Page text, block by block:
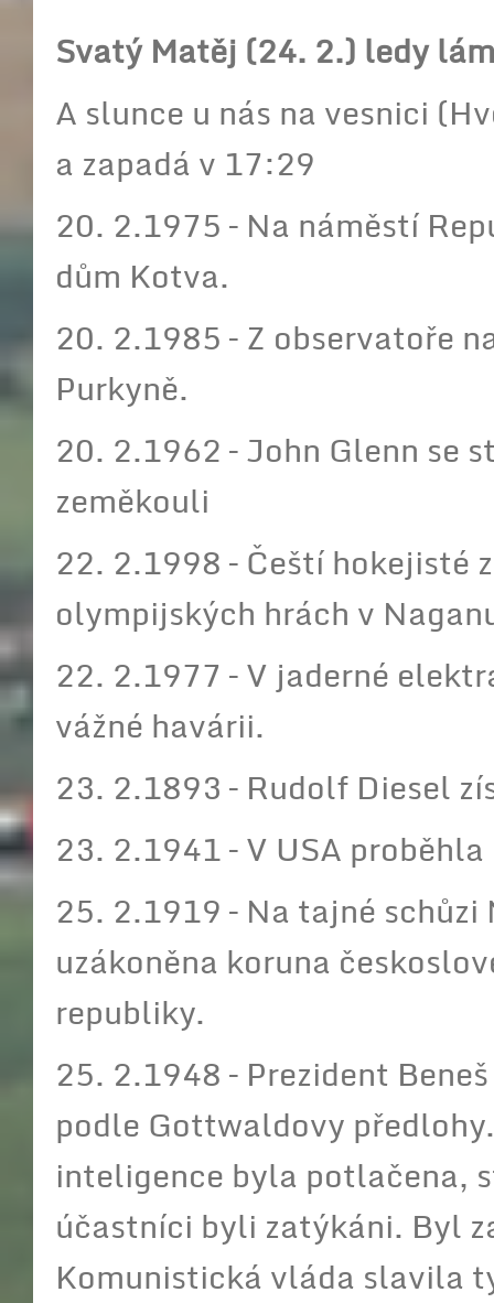
Svatý Matěj (24. 2.) ledy
A slunce u nás na vesnici
a zapadá v 17:29
20. 2.1975 – Na náměstí
dům Kotva.
20. 2.1985 – Z observatoře
Purkyně.
20. 2.1962 – John Glenn se
zeměkouli
22. 2.1998 – Čeští
olympijských hrách v
22. 2.1977 – V jaderné
vážné havárii.
23. 2.1893 – Rudolf Diesel
23. 2.1941 – V USA
25. 2.1919 – Na tajné
uzákoněna koruna
republiky.
25. 2.1948 – Prezident
podle Gottwaldovy
inteligence byla potlačena,
účastníci byli zatýkáni. Byl
Komunistická vláda slavila